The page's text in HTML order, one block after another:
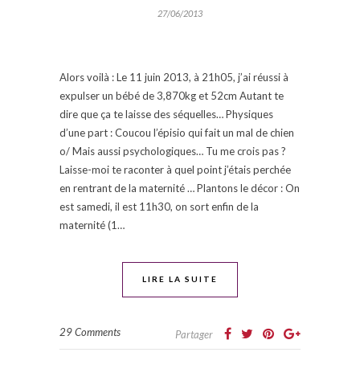
27/06/2013
Alors voilà : Le 11 juin 2013, à 21h05, j’ai réussi à
expulser un bébé de 3,870kg et 52cm Autant te
dire que ça te laisse des séquelles… Physiques
d’une part : Coucou l’épisio qui fait un mal de chien
o/ Mais aussi psychologiques… Tu me crois pas ?
Laisse-moi te raconter à quel point j’étais perchée
en rentrant de la maternité … Plantons le décor : On
est samedi, il est 11h30, on sort enfin de la
maternité (1…
LIRE LA SUITE
29 Comments Partager